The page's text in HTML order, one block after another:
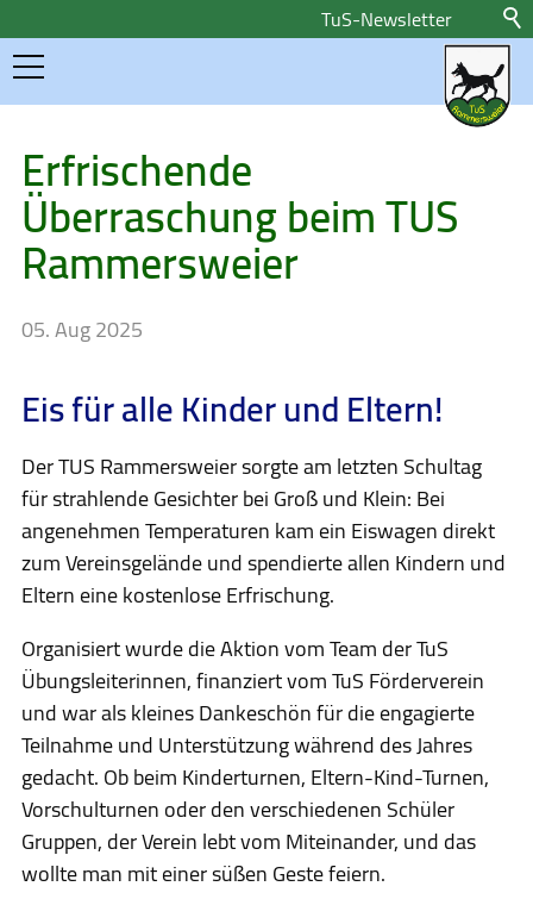
TuS-Newsletter
Aktuelles
Newsletteranmeldung
Pressemeldungen
Über uns
Kontakt
Presse
Erfrischende
Überraschung beim TUS
Rammersweier
05. Aug 2025
Eis für alle Kinder und Eltern!
Der TUS Rammersweier sorgte am letzten Schultag
für strahlende Gesichter bei Groß und Klein: Bei
angenehmen Temperaturen kam ein Eiswagen direkt
zum Vereinsgelände und spendierte allen Kindern und
Eltern eine kostenlose Erfrischung.
Organisiert wurde die Aktion vom Team der TuS
Übungsleiterinnen, finanziert vom TuS Förderverein
und war als kleines Dankeschön für die engagierte
Teilnahme und Unterstützung während des Jahres
gedacht. Ob beim Kinderturnen, Eltern-Kind-Turnen,
Vorschulturnen oder den verschiedenen Schüler
Gruppen, der Verein lebt vom Miteinander, und das
wollte man mit einer süßen Geste feiern.